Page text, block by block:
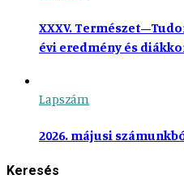
XXXV.
évi eredmény és
Lapszám
2026. májusi
Keresés